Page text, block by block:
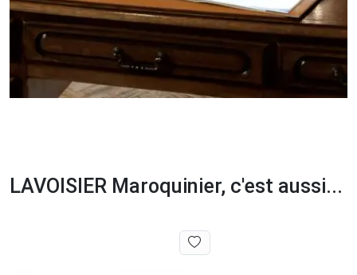
LAVOISIER Maroquinier, c'est aussi...